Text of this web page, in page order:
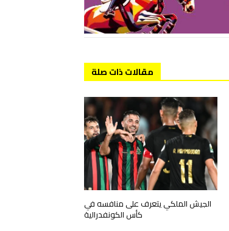
مقالات ذات صلة
الجيش الملكي يتعرف على منافسه في
كأس الكونفدرالية